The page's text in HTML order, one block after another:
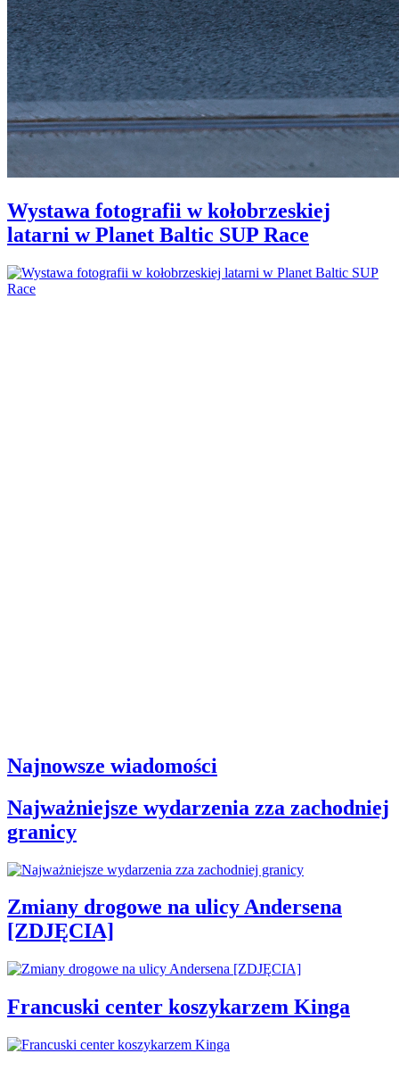
Wystawa fotografii w kołobrzeskiej
latarni w Planet Baltic SUP Race
Najnowsze wiadomości
Najważniejsze wydarzenia zza zachodniej
granicy
Zmiany drogowe na ulicy Andersena
[ZDJĘCIA]
Francuski center koszykarzem Kinga